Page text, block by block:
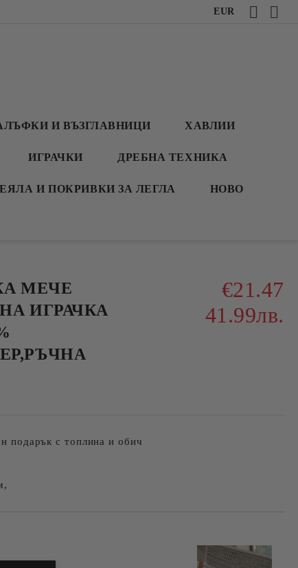
EUR
И ВЪЗГЛАВНИЦИ ХАВЛИИ
ИГРАЧКИ ДРЕБНА ТЕХНИКА
И ПОКРИВКИ ЗА ЛЕГЛА НОВО
МЕЧЕ
ИГРАЧКА
€21.47
41.99лв.
подарък с топлина и обич